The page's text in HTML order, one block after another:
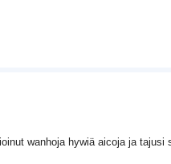
wanhoja hywiä aicoja ja